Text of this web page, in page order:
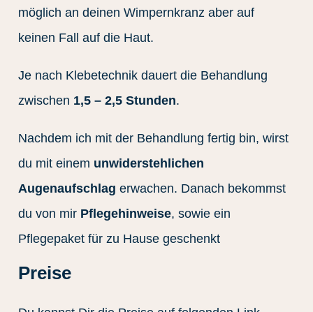
möglich an deinen Wimpernkranz aber auf
keinen Fall auf die Haut.
Je nach Klebetechnik dauert die Behandlung
zwischen 1,5 – 2,5 Stunden.
Nachdem ich mit der Behandlung fertig bin, wirst
du mit einem unwiderstehlichen
Augenaufschlag erwachen. Danach bekommst
du von mir Pflegehinweise, sowie ein
Pflegepaket für zu Hause geschenkt
Preise